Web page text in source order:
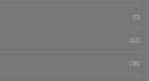
(0)
(62)
(38)